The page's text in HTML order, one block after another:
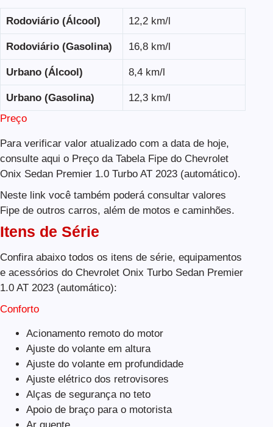
Rodoviário (Álcool) 12,2 km/l
Rodoviário (Gasolina) 16,8 km/l
Urbano (Álcool) 8,4 km/l
Urbano (Gasolina)
12,3 km/l
Preço
Para verificar valor atualizado com a data de hoje,
consulte aqui o Preço da Tabela Fipe do Chevrolet
Onix Sedan Premier 1.0 Turbo AT 2023 (automático).
Neste link você também poderá consultar valores
Fipe de outros carros, além de motos e caminhões.
Itens de Série
Confira abaixo todos os itens de série, equipamentos
e acessórios do Chevrolet Onix Turbo Sedan Premier
1.0 AT 2023 (automático):
Conforto
Acionamento remoto do motor
Ajuste do volante em altura
Ajuste do volante em profundidade
Ajuste elétrico dos retrovisores
Alças de segurança no teto
Apoio de braço para o motorista